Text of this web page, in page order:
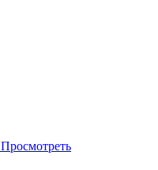
Просмотреть